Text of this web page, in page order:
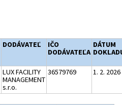
DODÁVATEĽ
IČO
DODÁVATEĽA
DÁTUM
LUX FACILITY
MANAGEMENT
s.r.o.
36579769 1. 2. 2026